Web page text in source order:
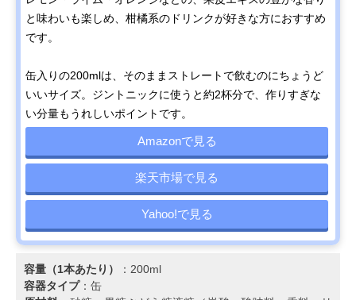
と味わいも楽しめ、柑橘系のドリンクが好きな方におすすめ
です。
缶入りの200mlは、そのままストレートで飲むのにちょうど
いいサイズ。ジントニックに使うと約2杯分で、作りすぎな
い分量もうれしいポイントです。
Amazonで見る
楽天市場で見る
Yahoo!で見る
容量（1本あたり）
：200ml
容器タイプ：缶